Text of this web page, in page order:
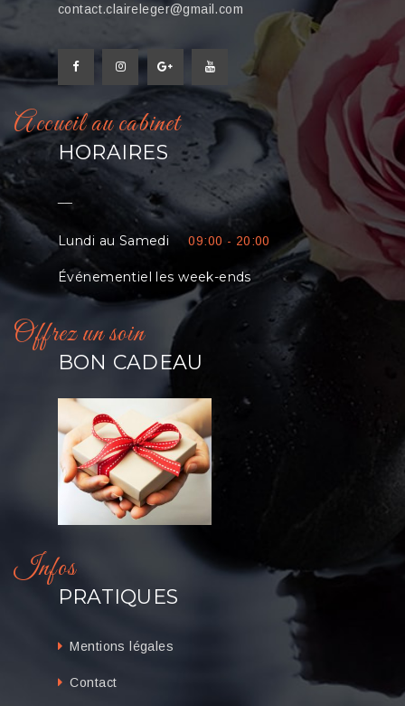
contact.claireleger@gmail.com
Accueil au cabinet
HORAIRES
Lundi au Samedi 09:00 - 20:00
Événementiel les week-ends
Offrez un soin
BON CADEAU
Infos
PRATIQUES
Mentions légales
Contact